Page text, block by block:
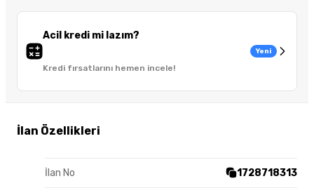
Acil kredi mi lazım?
Kredi fırsatlarını hemen incele!
Yeni
İlan Özellikleri
İlan No 1728718313